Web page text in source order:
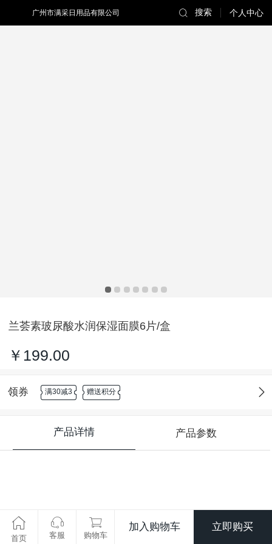
广州市满采日用品有限公司 个人中心
搜索
兰荟素玻尿酸水润保湿面膜6片/盒
￥199.00
领券 满30减3 赠送积分
产品详情 产品参数
首页 客服 购物车
加入购物车 立即购买